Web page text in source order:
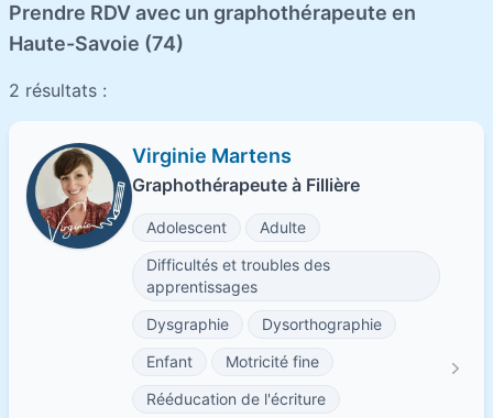
Prendre RDV avec un graphothérapeute en
Haute-Savoie (74)
2 résultats :
Virginie Martens
Graphothérapeute à Fillière
Adolescent
Adulte
Difficultés et troubles des
apprentissages
Dysgraphie
Dysorthographie
Enfant
Motricité fine
Rééducation de l'écriture